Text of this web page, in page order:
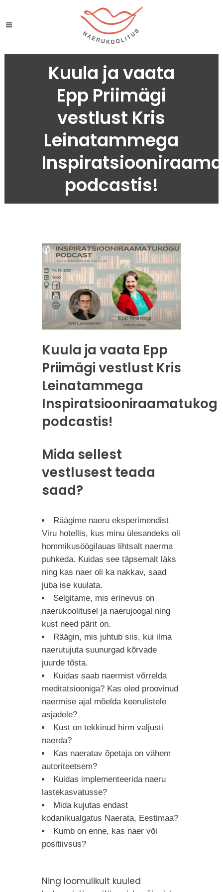
Kuula ja vaata
Epp Priimägi
vestlust Kris
Leinatammega
podcastis!
Kuula ja vaata Epp
Priimägi vestlust Kris
Leinatammega
podcastis!
Mida sellest
vestlusest teada
saad?
Räägime naeru eksperimendist
Viru hotellis, kus minu ülesandeks oli
hommikusöögilauas lihtsalt naerma
puhkeda. Kuidas see täpsemalt läks
ning kas naer oli ka nakkav, saad
juba ise kuulata.
Selgitame, mis erinevus on
naerukoolitusel ja naerujoogal ning
kust need pärit on.
Räägin, mis juhtub siis, kui ilma
naerutujuta suunurgad kõrvade
juurde tõsta.
Kuidas saab naermist võrrelda
meditatsiooniga? Kas oled proovinud
naermise ajal mõelda keerulistele
asjadele?
Kust on tekkinud hirm valjusti
naerda?
Kas naeratav õpetaja on vähem
autoriteetsem?
Kuidas implementeerida naeru
lastekasvatusse?
Mida kujutas endast
kodanikualgatus Naerata, Eestimaa?
Kumb on enne, kas naer või
positiivsus?
Ning loomulikult kuuled